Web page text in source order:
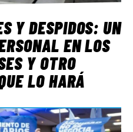
Y DESPIDOS: UN
EN LOS
Y OTRO
LO HARÁ